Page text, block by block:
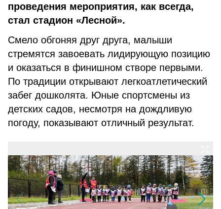
проведения мероприятия, как всегда,
стал стадион «Лесной».
Смело обгоняя друг друга, малыши
стремятся завоевать лидирующую позицию
и оказаться в финишном створе первыми.
По традиции открывают легкоатлетический
забег дошколята. Юные спортсмены из
детских садов, несмотря на дождливую
погоду, показывают отличный результат.